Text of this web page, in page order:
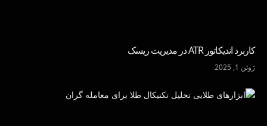
کاربرد اندیکاتور ATR در مدیریت ریسک
ژوئن 1, 2025